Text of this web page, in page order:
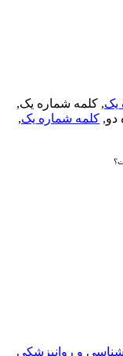
, کلمه شماره یک,
کلمه شماره یک,
و روانپزشکی